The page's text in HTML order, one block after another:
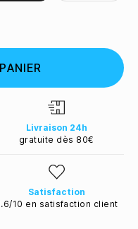
Livraison 24h
gratuite dès 80€
Satisfaction
10 en satisfaction client